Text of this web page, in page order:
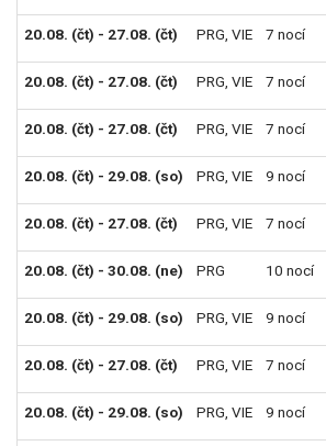
20.08. (čt) - 27.08. (čt) PRG VIE 7 nocí
20.08. (čt) - 27.08. (čt) PRG VIE 7 nocí
20.08. (čt) - 27.08. (čt) PRG VIE 7 nocí
20.08. (čt) - 29.08. (so) PRG VIE 9 nocí
20.08. (čt) - 27.08. (čt) PRG VIE 7 nocí
20.08. (čt) - 30.08. (ne) PRG 10 nocí
20.08. (čt) - 29.08. (so) PRG VIE 9 nocí
20.08. (čt) - 27.08. (čt) PRG VIE 7 nocí
20.08. (čt) - 29.08. (so) PRG VIE 9 nocí